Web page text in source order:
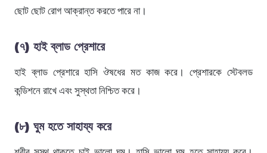
ছোট ছোট রোগ আক্রান্ত করতে পারে না।
(৭) হাই ব্লাড প্রেশারে
হাই ব্লাড প্রেশারে হাসি ঔষধের মত কাজ করে। প্রেশারকে স্টেবলড
কন্ডিশনে রাখে এবং সুস্থতা নিশ্চিত করে।
(৮) ঘুম হতে সাহায্য করে